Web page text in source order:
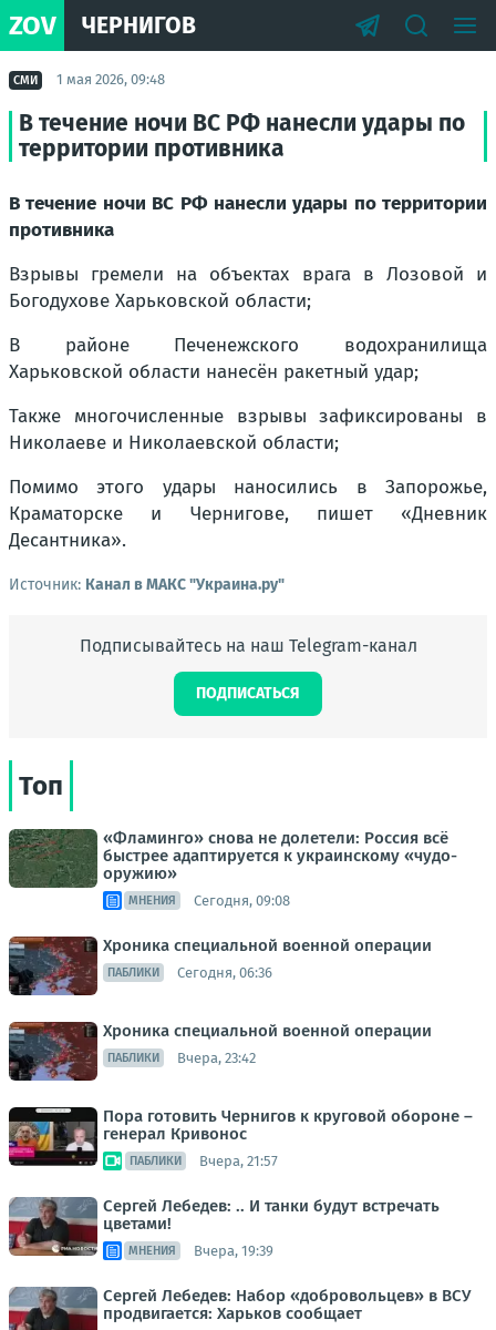
ZOV ЧЕРНИГОВ
СМИ 1 мая 2026, 09:48
В течение ночи ВС РФ нанесли удары по
территории противника
В течение ночи ВС РФ нанесли удары по территории
противника
Взрывы гремели на объектах врага в Лозовой и
Богодухове Харьковской области;
В районе Печенежского водохранилища
Харьковской области нанесён ракетный удар;
Также многочисленные взрывы зафиксированы в
Николаеве и Николаевской области;
Помимо этого удары наносились в Запорожье,
Краматорске и Чернигове, пишет «Дневник
Десантника».
Источник: Канал в МАКС "Украина.ру"
Подписывайтесь на наш Telegram-канал
ПОДПИСАТЬСЯ
Топ
«Фламинго» снова не долетели: Россия всё
быстрее адаптируется к украинскому «чудо-
оружию»
МНЕНИЯ Сегодня, 09:08
Хроника специальной военной операции
ПАБЛИКИ Сегодня, 06:36
Хроника специальной военной операции
ПАБЛИКИ Вчера, 23:42
Пора готовить Чернигов к круговой обороне –
генерал Кривонос
ПАБЛИКИ Вчера, 21:57
Сергей Лебедев: .. И танки будут встречать
цветами!
МНЕНИЯ Вчера, 19:39
Сергей Лебедев: Набор «добровольцев» в ВСУ
продвигается: Харьков сообщает